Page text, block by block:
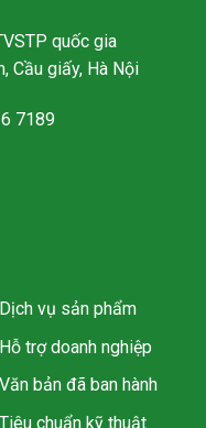
quốc gia
Cầu giấy, Hà Nội
7189
Dịch vụ sản phẩm
Hỗ trợ doanh nghiệp
Văn bản đã ban hành
Tiêu chuẩn kỹ thuật